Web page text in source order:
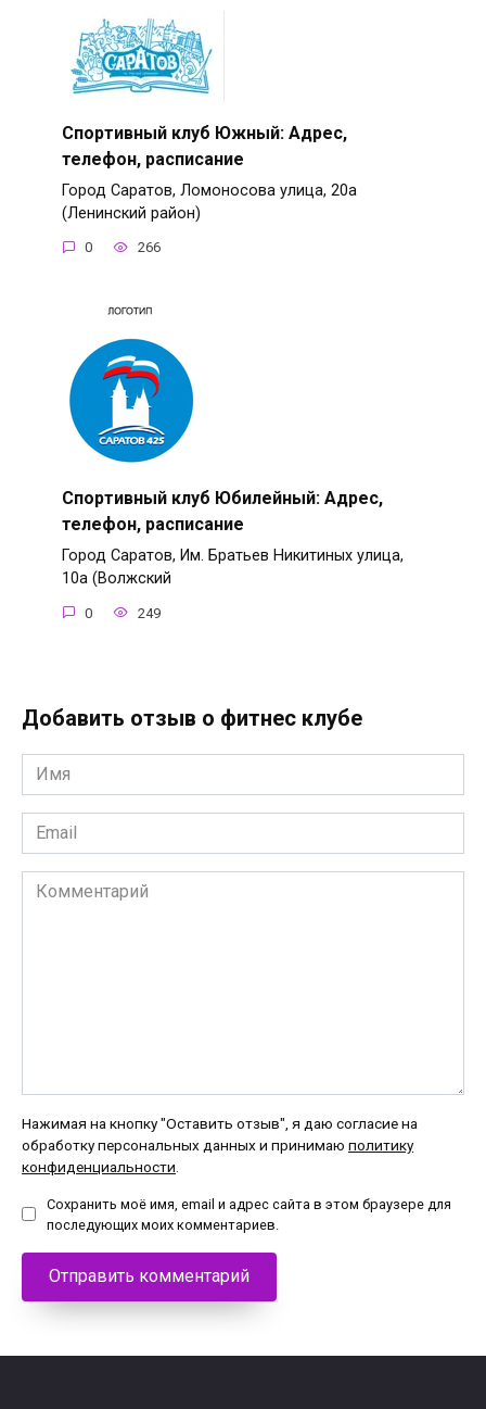
Спортивный клуб Южный: Адрес,
телефон, расписание
Город Саратов, Ломоносова улица, 20а
(Ленинский район)
0 266
Спортивный клуб Юбилейный: Адрес,
телефон, расписание
Город Саратов, Им. Братьев Никитиных улица,
10а (Волжский
0 249
Добавить отзыв о фитнес клубе
Имя
*
Email
*
Комментарий
Нажимая на кнопку "Оставить отзыв", я даю согласие на
обработку персональных данных и принимаю политику
конфиденциальности
Сохранить моё имя, email и адрес сайта в этом браузере для
последующих моих комментариев.